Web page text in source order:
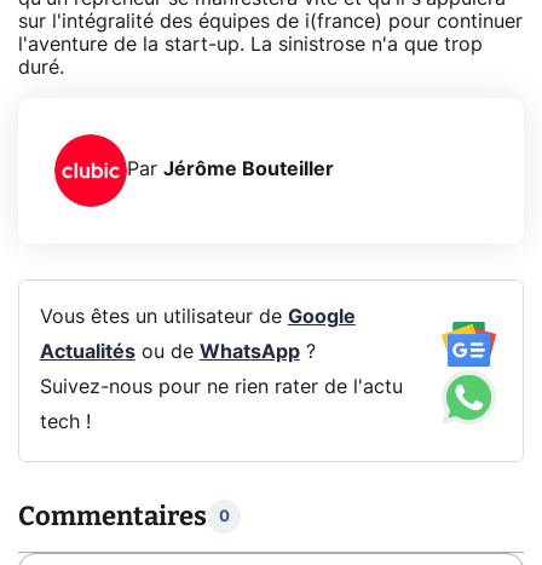
sur l'intégralité des équipes de i(france) pour continuer
l'aventure de la start-up. La sinistrose n'a que trop
duré.
Par Jérôme Bouteiller
Vous êtes un utilisateur de Google
Actualitésou de WhatsApp?
Suivez-nous pour ne rien rater de l'actu
tech !
Commentaires 0